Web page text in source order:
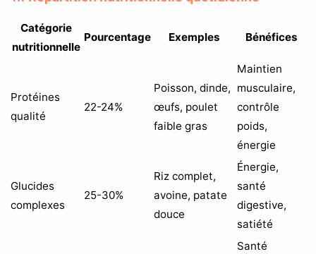
Catégorie
nutritionnelle
Pourcentage Exemples Bénéfices
Protéines
qualité
22-24%
Poisson, dinde,
œufs, poulet
faible gras
Maintien
musculaire,
contrôle
poids,
énergie
Glucides
complexes
25-30%
Riz complet,
avoine, patate
douce
Énergie,
santé
digestive,
satiété
Santé